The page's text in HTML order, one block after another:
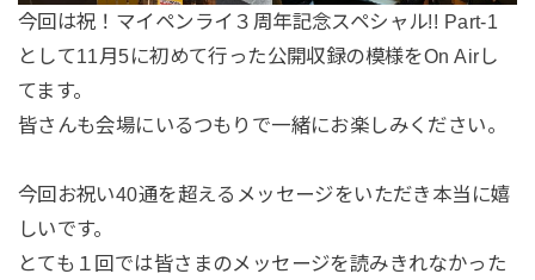
今回は祝！マイペンライ３周年記念スペシャル!! Part-1
として11月5に初めて行った公開収録の模様をOn Airし
てます。
皆さんも会場にいるつもりで一緒にお楽しみください。
今回お祝い40通を超えるメッセージをいただき本当に嬉
しいです。
とても１回では皆さまのメッセージを読みきれなかった